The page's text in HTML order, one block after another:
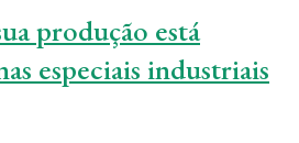
produção está
especiais industriais